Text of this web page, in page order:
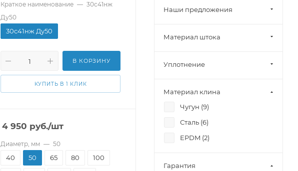
Краткое наименование — 30с41нж
Ду50
30с41нж Ду50
В КОРЗИНУ
КУПИТЬ В 1 КЛИК
4 950 руб./шт
Диаметр, мм — 50
40 50 65 80 100
Наши предложения
Материал штока
Уплотнение
Материал клина
Чугун (9)
Сталь (6)
EPDM (2)
Гарантия